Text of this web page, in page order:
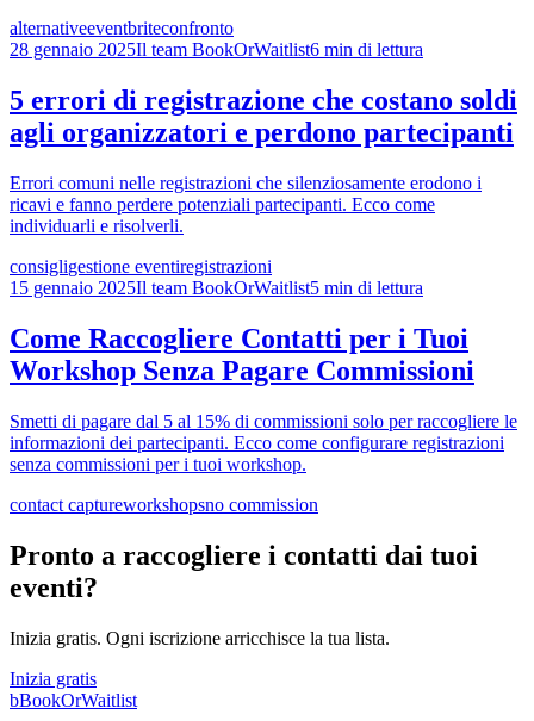
alternativeeventbriteconfronto
28 gennaio 2025Il team BookOrWaitlist6 min di lettura
5 errori di registrazione che costano soldi
agli organizzatori e perdono partecipanti
Errori comuni nelle registrazioni che silenziosamente erodono i
ricavi e fanno perdere potenziali partecipanti. Ecco come
individuarli e risolverli.
consigligestione eventiregistrazioni
15 gennaio 2025Il team BookOrWaitlist5 min di lettura
Come Raccogliere Contatti per i Tuoi
Workshop Senza Pagare Commissioni
Smetti di pagare dal 5 al 15% di commissioni solo per raccogliere le
informazioni dei partecipanti. Ecco come configurare registrazioni
senza commissioni per i tuoi workshop.
contact captureworkshopsno commission
Pronto a raccogliere i contatti dai tuoi
eventi?
Inizia gratis. Ogni iscrizione arricchisce la tua lista.
Inizia gratis
bBookOrWaitlist